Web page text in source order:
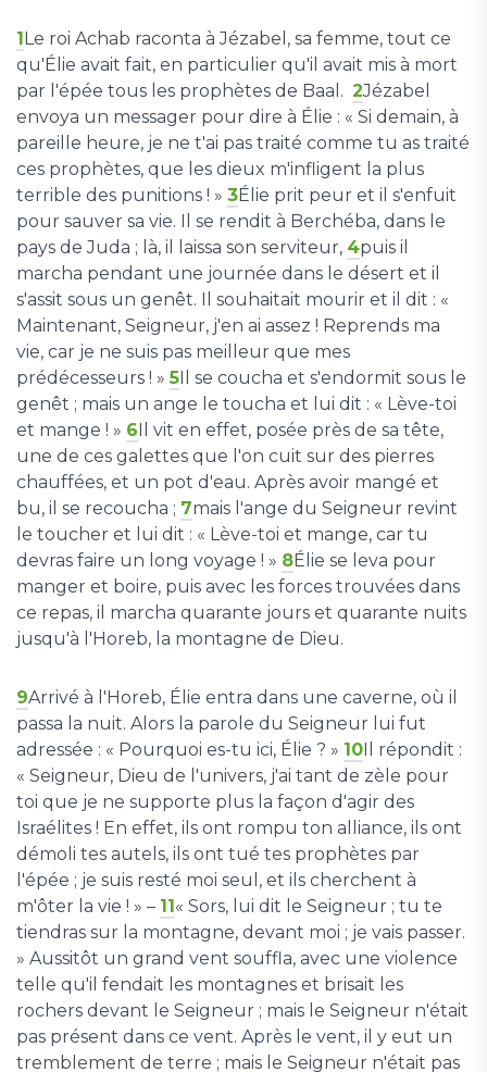
1Le roi Achab raconta à Jézabel, sa femme, tout ce
qu'Élie avait fait, en particulier qu'il avait mis à mort
par l'épée tous les prophètes de Baal. 2Jézabel
envoya un messager pour dire à Élie : « Si demain, à
pareille heure, je ne t'ai pas traité comme tu as traité
ces prophètes, que les dieux m'infligent la plus
terrible des punitions ! » 3Élie prit peur et il s'enfuit
pour sauver sa vie. Il se rendit à Berchéba, dans le
pays de Juda ; là, il laissa son serviteur, 4puis il
marcha pendant une journée dans le désert et il
s'assit sous un genêt. Il souhaitait mourir et il dit : «
Maintenant, Seigneur, j'en ai assez ! Reprends ma
vie, car je ne suis pas meilleur que mes
prédécesseurs ! »5Il se coucha et s'endormit sous le
genêt ; mais un ange le toucha et lui dit : « Lève-toi
et mange ! » 6Il vit en effet, posée près de sa tête,
une de ces galettes que l'on cuit sur des pierres
chauffées, et un pot d'eau. Après avoir mangé et
bu, il se recoucha ; 7mais l'ange du Seigneur revint
le toucher et lui dit : « Lève-toi et mange, car tu
devras faire un long voyage ! » 8Élie se leva pour
manger et boire, puis avec les forces trouvées dans
ce repas, il marcha quarante jours et quarante nuits
jusqu'à l'Horeb, la montagne de Dieu.
9Arrivé à l'Horeb, Élie entra dans une caverne, où il
passa la nuit. Alors la parole du Seigneur lui fut
adressée : « Pourquoi es-tu ici, Élie ? » 10Il répondit :
« Seigneur, Dieu de l'univers, j'ai tant de zèle pour
toi que je ne supporte plus la façon d'agir des
Israélites ! En effet, ils ont rompu ton alliance, ils ont
démoli tes autels, ils ont tué tes prophètes par
l'épée ; je suis resté moi seul, et ils cherchent à
m'ôter la vie ! » – 11« Sors, lui dit le Seigneur ; tu te
tiendras sur la montagne, devant moi ; je vais passer.
» Aussitôt un grand vent souffla, avec une violence
telle qu'il fendait les montagnes et brisait les
rochers devant le Seigneur ; mais le Seigneur n'était
pas présent dans ce vent. Après le vent, il y eut un
tremblement de terre ; mais le Seigneur n'était pas